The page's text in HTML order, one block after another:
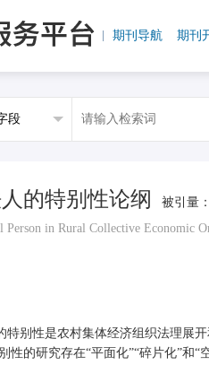
期刊导航 期刊
的特别性论纲
被引量
in Rural Collective Economic
特别性是农村集体经济组织法理展
性的研究存在“平面化”“碎片化”和